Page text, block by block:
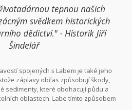
z celého světa.tepnou našich
svědkem historických
dědictví." - Historik Jiří
Šindelář
spojených s Labem je také jeho
záplavy občas způsobují škody,
sedimenty, které obohacují půdu a
oblastech. Labe tímto způsobem